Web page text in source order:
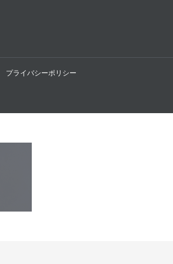
プライバシーポリシー